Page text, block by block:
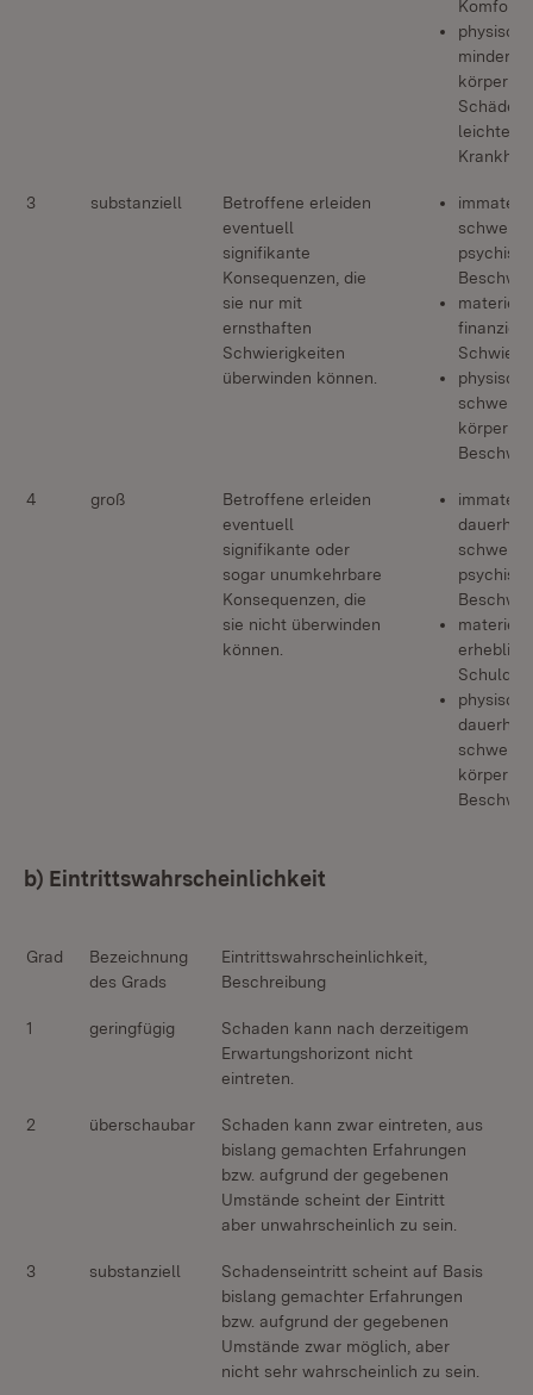
Komfort
physisch:
leichte
3 substanziell
Betroffene erleiden
eventuell
signifikante
Konsequenzen, die
sie nur mit
ernsthaften
Schwierigkeiten
überwinden können.
schwere
materiell:
physisch:
schwere
4 groß
Betroffene erleiden
eventuell
signifikante oder
sogar unumkehrbare
Konsequenzen, die
sie nicht überwinden
können.
schwere
materiell:
Schulden
physisch:
schwere
b) Eintrittswahrscheinlichkeit
Grad
Bezeichnung
des Grads
Eintrittswahrscheinlichkeit,
Beschreibung
1 geringfügig
Schaden kann nach derzeitigem
Erwartungshorizont nicht
eintreten.
2 überschaubar
Schaden kann zwar eintreten, aus
bislang gemachten Erfahrungen
bzw. aufgrund der gegebenen
Umstände scheint der Eintritt
aber unwahrscheinlich zu sein.
3 substanziell
Schadenseintritt scheint auf Basis
bislang gemachter Erfahrungen
bzw. aufgrund der gegebenen
Umstände zwar möglich, aber
nicht sehr wahrscheinlich zu sein.